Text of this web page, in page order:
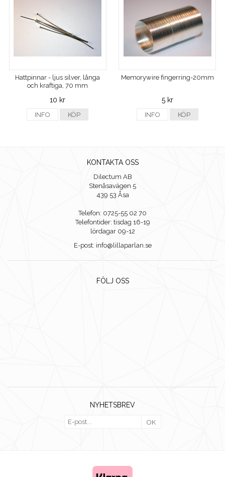
Hattpinnar - ljus silver, långa
och kraftiga, 70 mm
10 kr
INFO KÖP
Memorywire fingerring-20mm
5 kr
INFO KÖP
KONTAKTA OSS
Dilectum AB
Stenåsavägen 5
439 53 Åsa
Telefon: 0725-55 02 70
Telefontider: tisdag 16-19
lördagar 09-12
E-post: info@lillaparlan.se
FÖLJ OSS
NYHETSBREV
OK